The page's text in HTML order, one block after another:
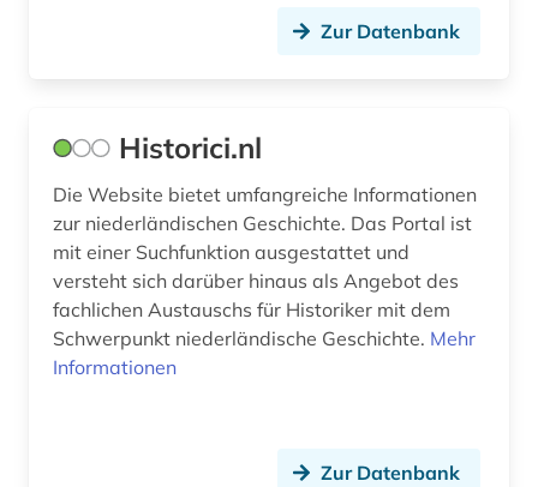
Zur Datenbank
Historici.nl
Die Website bietet umfangreiche Informationen
zur niederländischen Geschichte. Das Portal ist
mit einer Suchfunktion ausgestattet und
versteht sich darüber hinaus als Angebot des
fachlichen Austauschs für Historiker mit dem
Schwerpunkt niederländische Geschichte. Mehr
Informationen
Zur Datenbank